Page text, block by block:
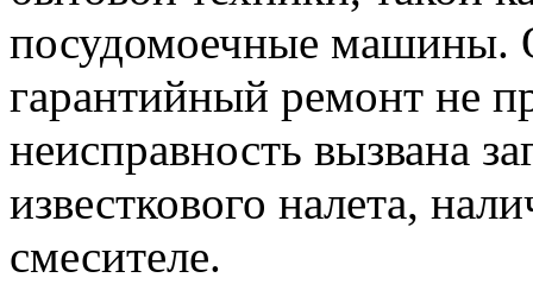
посудомоечные машины.
гарантийный ремонт не
неисправность вызвана
известкового налета,
смесителе.